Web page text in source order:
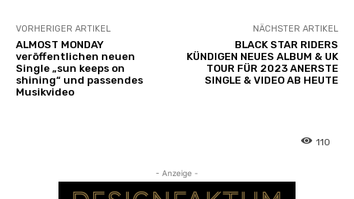
VORHERIGER ARTIKEL
ALMOST MONDAY
veröffentlichen neuen
Single „sun keeps on
shining“ und passendes
Musikvideo
NÄCHSTER ARTIKEL
BLACK STAR RIDERS
KÜNDIGEN NEUES ALBUM & UK
TOUR FÜR 2023 ANERSTE
SINGLE & VIDEO AB HEUTE
110
- Anzeige -